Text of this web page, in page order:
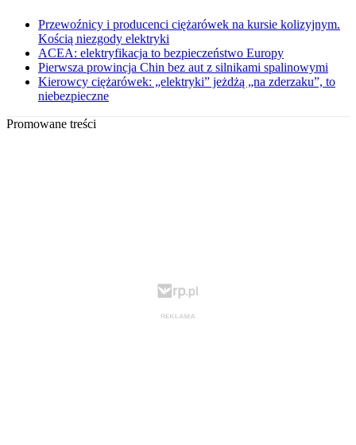
Przewoźnicy i producenci ciężarówek na kursie kolizyjnym.
Kością niezgody elektryki
ACEA: elektryfikacja to bezpieczeństwo Europy
Pierwsza prowincja Chin bez aut z silnikami spalinowymi
Kierowcy ciężarówek: „elektryki” jeżdżą „na zderzaku”, to
niebezpieczne
Promowane treści